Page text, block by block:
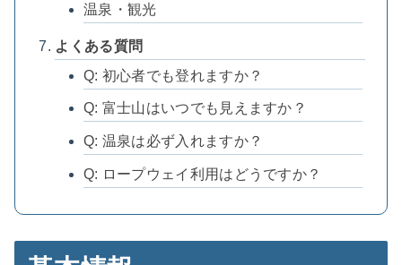
温泉・観光
よくある質問
Q: 初心者でも登れますか？
Q: 富士山はいつでも見えますか？
Q: 温泉は必ず入れますか？
Q: ロープウェイ利用はどうですか？